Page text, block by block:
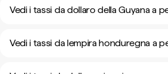
Vedi i tassi da dollaro della Guyana a
Vedi i tassi da lempira honduregna a